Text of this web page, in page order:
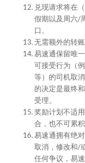
兑现请求将在
假期以及周六/
口。
无需额外的转
易速通保留唯
可接受行为（
等）的司机取
的决定是最终
受理。
奖励计划不适
合，也不可累积
易速通拥有绝
取消，修改和/
任何争议，易